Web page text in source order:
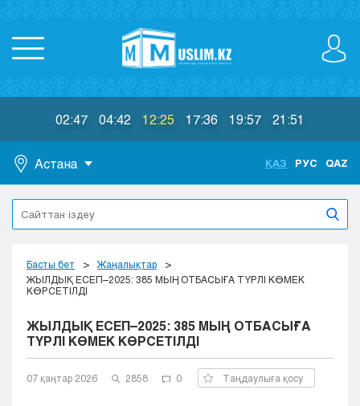
02:47 04:42 12:25 17:36 19:57 21:51
Астана
Астана
Алматы
Актобе
Атырау
Жезказган
Кокшетау
Костанай
Кызылорда
ҚАЗ РУС QAZ
Басты бет
Жаңалықтар
ЖЫЛДЫҚ ЕСЕП–2025: 385 МЫҢ ОТБАСЫҒА ТҮРЛІ КӨМЕК
КӨРСЕТІЛДІ
ЖЫЛДЫҚ ЕСЕП–2025: 385 МЫҢ ОТБАСЫҒА
ТҮРЛІ КӨМЕК КӨРСЕТІЛДІ
07 қаңтар 2026 2858 0 Таңдаулыға қосу